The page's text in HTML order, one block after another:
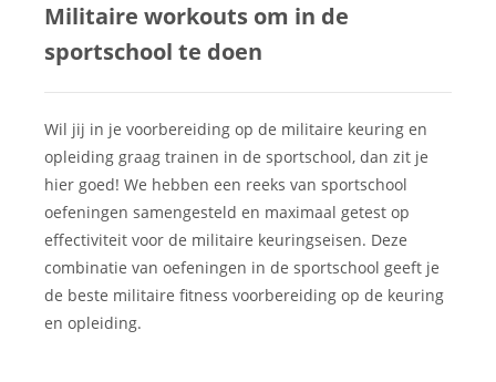
Militaire workouts om in de
sportschool te doen
Wil jij in je voorbereiding op de militaire keuring en
opleiding graag trainen in de sportschool, dan zit je
hier goed! We hebben een reeks van sportschool
oefeningen samengesteld en maximaal getest op
effectiviteit voor de militaire keuringseisen. Deze
combinatie van oefeningen in de sportschool geeft je
de beste militaire fitness voorbereiding op de keuring
en opleiding.